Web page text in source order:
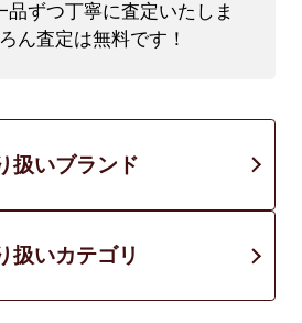
品ずつ丁寧に査定いたしま
ん査定は無料です！
扱いブランド
扱いカテゴリ